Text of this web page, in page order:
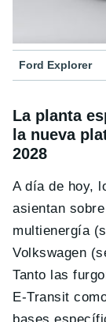
Ford Explorer
La planta
la nueva
2028
A día de hoy,
asientan
multienergía
Volkswagen
Tanto las
E-Transit
bases